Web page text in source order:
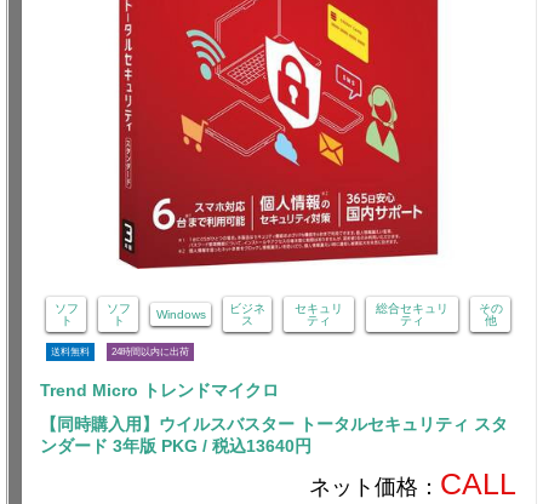
ソフ
ト
ソフ
ト
Windows
ビジネ
ス
セキュリ
ティ
総合セキュリ
ティ
その
他
送料無料 24時間以内に出荷
Trend Micro トレンドマイクロ
【同時購入用】ウイルスバスター トータルセキュリティ スタ
ンダード 3年版 PKG / 税込13640円
ネット価格： CALL